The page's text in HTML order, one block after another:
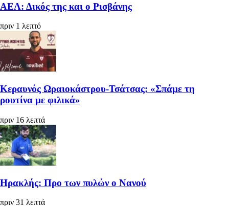
ΑΕΛ: Δικός της και ο Ρισβάνης
πριν 1 λεπτό
Κεραυνός Ωραιοκάστρου-Τσάτσας: «Σπάμε τη
ρουτίνα με φιλικά»
πριν 16 λεπτά
Ηρακλής: Προ των πυλών ο Νανού
πριν 31 λεπτά